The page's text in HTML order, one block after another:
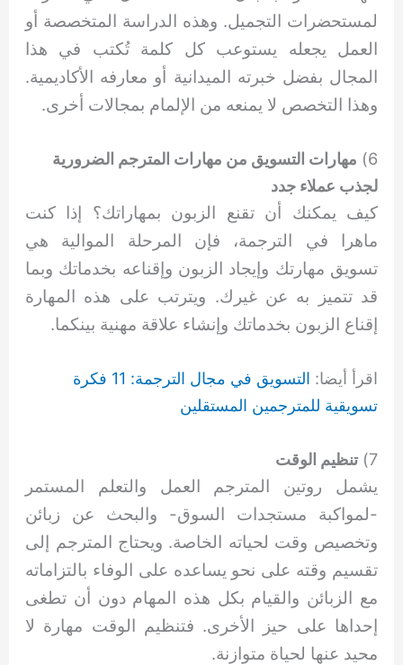
لمستحضرات التجميل. وهذه الدراسة المتخصصة أو
العمل يجعله يستوعب كل كلمة تُكتب في هذا
المجال بفضل خبرته الميدانية أو معارفه الأكاديمية.
وهذا التخصص لا يمنعه من الإلمام بمجالات أخرى.
6)
مهارات التسويق من مهارات المترجم الضرورية
لجذب عملاء جدد
كيف يمكنك أن تقنع الزبون بمهاراتك؟ إذا كنت
ماهرا في الترجمة، فإن المرحلة الموالية هي
تسويق مهارتك وإيجاد الزبون وإقناعه بخدماتك وبما
قد تتميز به عن غيرك. ويترتب على هذه المهارة
إقناع الزبون بخدماتك وإنشاء علاقة مهنية بينكما.
اقرأ أيضا:
التسويق في مجال الترجمة: 11 فكرة
تسويقية للمترجمين المستقلين
7) تنظيم الوقت
يشمل روتين المترجم العمل والتعلم المستمر
-لمواكبة مستجدات السوق- والبحث عن زبائن
وتخصيص وقت لحياته الخاصة. ويحتاج المترجم إلى
تقسيم وقته على نحو يساعده على الوفاء بالتزاماته
مع الزبائن والقيام بكل هذه المهام دون أن تطغى
إحداها على حيز الأخرى. فتنظيم الوقت مهارة لا
محيد عنها لحياة متوازنة.